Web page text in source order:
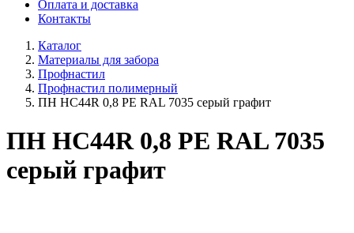
Оплата и доставка
Контакты
Каталог
Материалы для забора
Профнастил
Профнастил полимерный
ПН HC44R 0,8 PE RAL 7035 серый графит
ПН HC44R 0,8 PE RAL 7035
серый графит